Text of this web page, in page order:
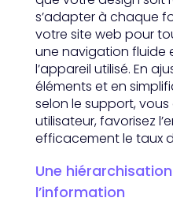
s’adapter à chaque
votre site web pour
une navigation fluide
l’appareil utilisé. En
éléments et en
selon le support, vous
utilisateur, favorisez
efficacement le taux
Une
l’information